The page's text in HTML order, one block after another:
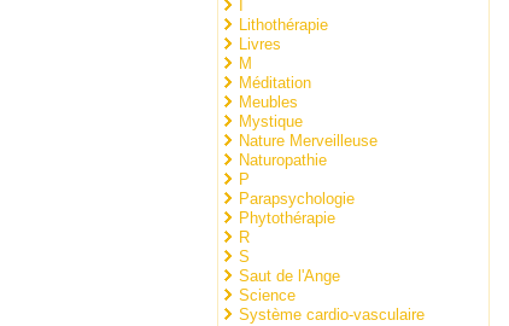
Lithothérapie
Livres
M
Méditation
Meubles
Mystique
Nature Merveilleuse
Naturopathie
P
Parapsychologie
Phytothérapie
R
S
Saut de l'Ange
Science
Système cardio-vasculaire